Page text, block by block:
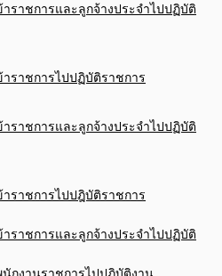
ราชการและลูกจ้างประจำไปปฏิบัติ
ราชการไปปฏิบัติราชการ
ราชการและลูกจ้างประจำไปปฏิบัติ
ราชการไปปฎิบัติราชการ
ราชการและลูกจ้างประจำไปปฏิบัติ